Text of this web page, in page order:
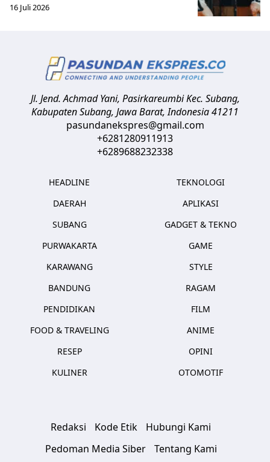
16 Juli 2026
Jl. Jend. Achmad Yani, Pasirkareumbi Kec. Subang,
Kabupaten Subang, Jawa Barat,Indonesia41211
pasundanekspres@gmail.com
+6281280911913
+6289688232338
HEADLINE
DAERAH
SUBANG
PURWAKARTA
KARAWANG
BANDUNG
PENDIDIKAN
FOOD & TRAVELING
RESEP
KULINER
TEKNOLOGI
APLIKASI
GADGET & TEKNO
GAME
STYLE
RAGAM
FILM
ANIME
OPINI
OTOMOTIF
Redaksi Kode Etik
Hubungi Kami
Pedoman Media Siber
Tentang Kami